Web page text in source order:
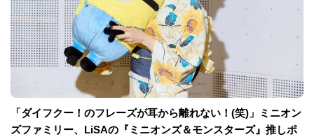
「ダイフクー！のフレーズが耳から離れない！(笑)」ミニオン
ズファミリー、LiSAの『ミニオンズ＆モンスターズ』推しポ